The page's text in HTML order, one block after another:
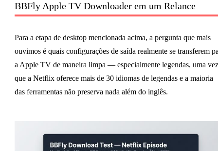
BBFly Apple TV Downloader em um Relance
Para a etapa de desktop mencionada acima, a pergunta que mais
ouvimos é quais configurações de saída realmente se transferem
a Apple TV de maneira limpa — especialmente legendas, uma vez
que a Netflix oferece mais de 30 idiomas de legendas e a maioria
das ferramentas não preserva nada além do inglês.